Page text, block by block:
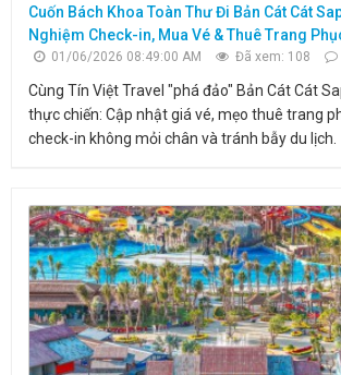
Cuốn Bách Khoa Toàn Thư Đi Bản Cát Cát
Nghiệm Check-in, Mua Vé & Thuê Trang
01/06/2026 08:49:00 AM Đã xem: 108
Cùng Tín Việt Travel "phá đảo" Bản Cát Cát
thực chiến: Cập nhật giá vé, mẹo thuê trang
check-in không mỏi chân và tránh bẫy du lịch.